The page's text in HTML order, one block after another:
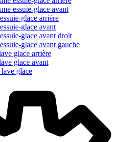
essuie-glace avant
glace arrière
glace avant
glace avant droit
glace avant gauche
glace arrière
glace avant
lave glace